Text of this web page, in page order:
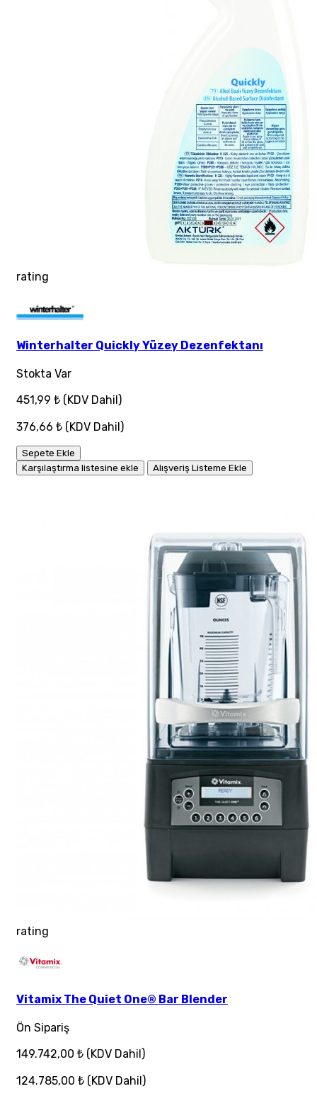
rating
Winterhalter Quickly Yüzey Dezenfektanı
Stokta Var
451,99 ₺ (KDV Dahil)
376,66 ₺ (KDV Dahil)
Sepete Ekle
Karşılaştırma listesine ekle
Alışveriş Listeme Ekle
rating
Vitamix The Quiet One® Bar Blender
Ön Sipariş
149.742,00 ₺ (KDV Dahil)
124.785,00 ₺ (KDV Dahil)